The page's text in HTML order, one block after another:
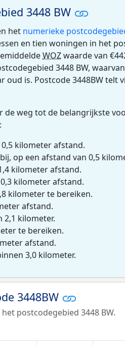
3448 BW
het numerieke
en tien woningen in het
WOZwaarde van
3448 BW,
oud is. Postcode 3448BW telt
de weg tot de belangrijkste
kilometer afstand.
op een afstand van 0,5
kilometer afstand.
kilometer afstand.
kilometer te bereiken.
afstand.
2,1 kilometer.
te bereiken.
afstand.
3,0 kilometer.
3448BW
postcodegebied 3448 BW.